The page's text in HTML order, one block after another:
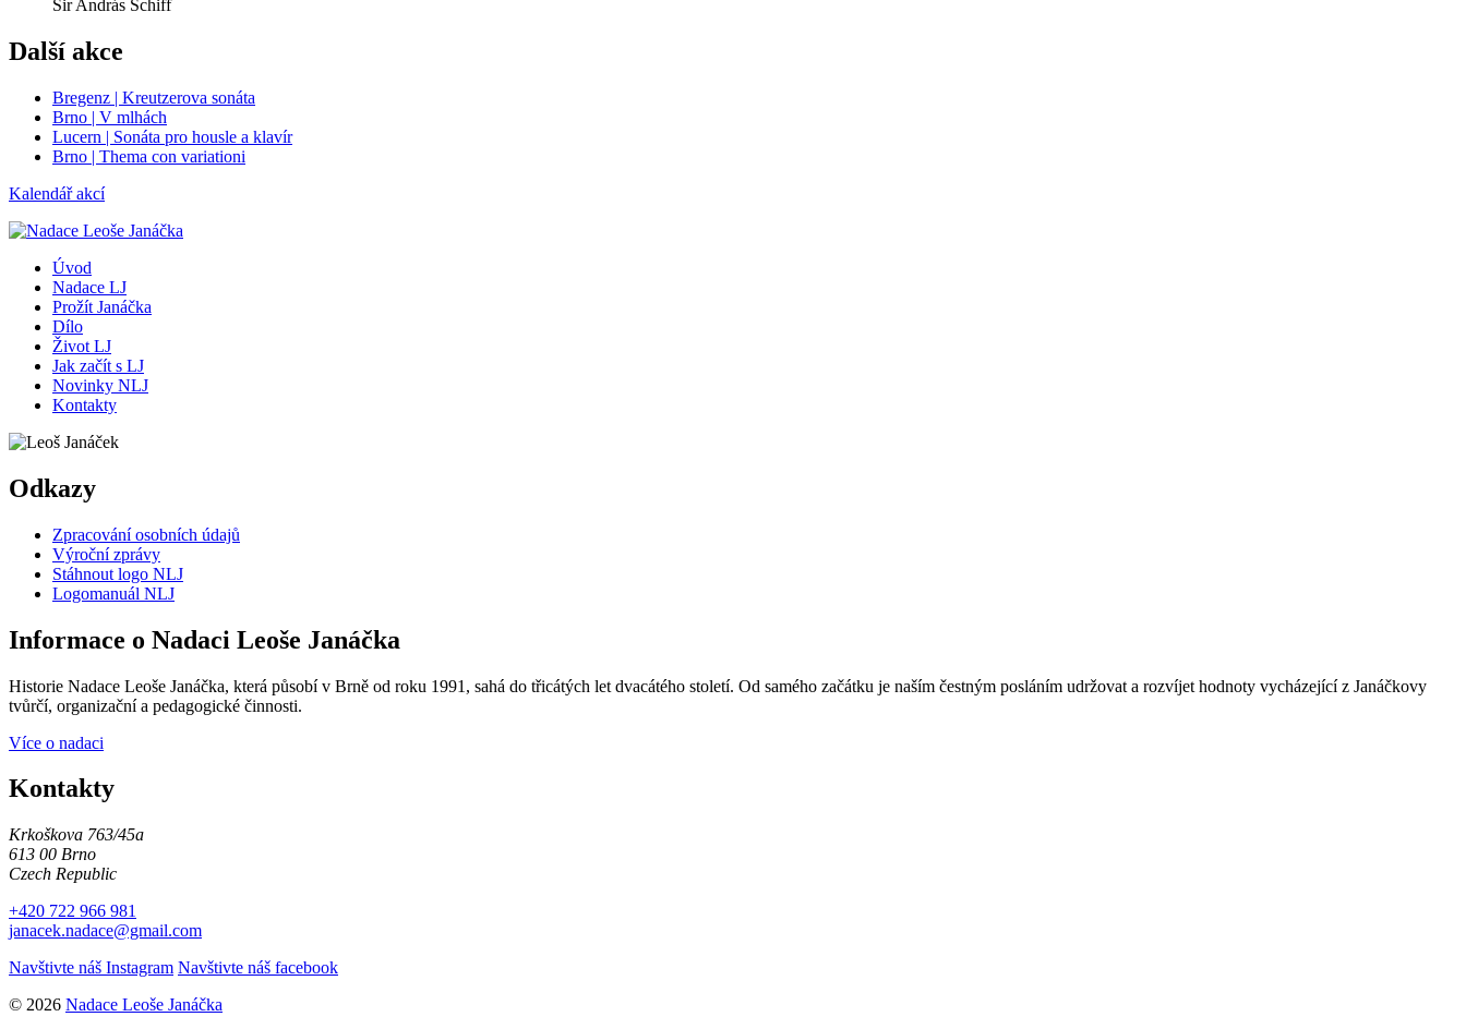
Sir András Schiff
Další akce
Bregenz | Kreutzerova sonáta
Brno | V mlhách
Lucern | Sonáta pro housle a klavír
Brno | Thema con variationi
Kalendář akcí
Úvod
Nadace LJ
Prožít Janáčka
Dílo
Život LJ
Jak začít s LJ
Novinky NLJ
Kontakty
Odkazy
Zpracování osobních údajů
Výroční zprávy
Stáhnout logo NLJ
Logomanuál NLJ
Informace o Nadaci Leoše Janáčka
Historie Nadace Leoše Janáčka, která působí v Brně od roku 1991, sahá do třicátých let dvacátého století. Od samého začátku je naším čestným posláním udržovat a rozvíjet hodnoty vycházející z Janáčkovy
tvůrčí, organizační a pedagogické činnosti.
Více o nadaci
Kontakty
Krkoškova 763/45a
613 00 Brno
Czech Republic
+420 722 966 981
janacek.nadace@gmail.com
Navštivte náš Instagram Navštivte náš facebook
© 2026 Nadace Leoše Janáčka